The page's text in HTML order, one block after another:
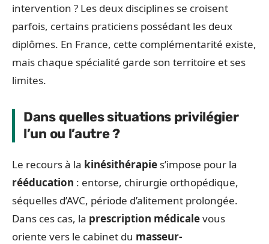
intervention ? Les deux disciplines se croisent
parfois, certains praticiens possédant les deux
diplômes. En France, cette complémentarité existe,
mais chaque spécialité garde son territoire et ses
limites.
Dans quelles situations privilégier
l’un ou l’autre ?
Le recours à la kinésithérapie s’impose pour la
rééducation : entorse, chirurgie orthopédique,
séquelles d’AVC, période d’alitement prolongée.
Dans ces cas, la prescription médicalevous
oriente vers le cabinet du masseur-